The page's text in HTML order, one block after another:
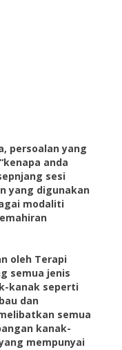
persoalan yang
anda
yang digunakan
modaliti
oleh Terapi
semua jenis
kanak seperti
dan
kanak-
mempunyai